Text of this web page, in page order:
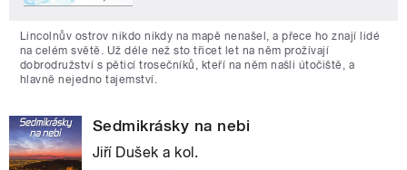
Lincolnův ostrov nikdo nikdy na mapě nenašel, a přece ho znají lidé
na celém světě. Už déle než sto třicet let na něm prožívají
dobrodružství s pěticí trosečníků, kteří na něm našli útočiště, a
hlavně nejedno tajemství.
Sedmikrásky na nebi
Jiří Dušek a kol.